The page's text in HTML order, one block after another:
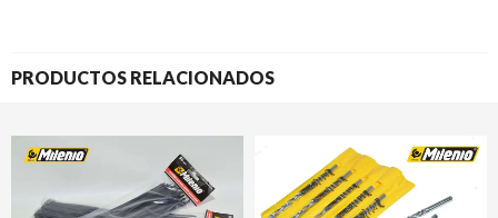
PRODUCTOS RELACIONADOS